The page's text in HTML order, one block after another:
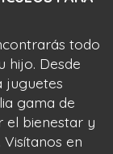
todo
hijo. Desde
juguetes
gama de
el bienestar y
en